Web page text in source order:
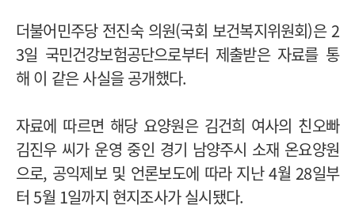
더불어민주당 전진숙 의원(국회 보건복지위원회)은 2
3일 국민건강보험공단으로부터 제출받은 자료를 통
해 이 같은 사실을 공개했다.
자료에 따르면 해당 요양원은 김건희 여사의 친오빠
김진우 씨가 운영 중인 경기 남양주시 소재 온요양원
으로, 공익제보 및 언론보도에 따라 지난 4월 28일부
터 5월 1일까지 현지조사가 실시됐다.